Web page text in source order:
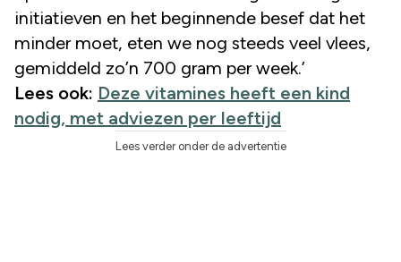
initiatieven en het beginnende besef dat het
minder moet, eten we nog steeds veel vlees,
gemiddeld zo’n 700 gram per week.’
Lees ook: Deze vitamines heeft een kind
nodig, met adviezen per leeftijd
Lees verder onder de advertentie